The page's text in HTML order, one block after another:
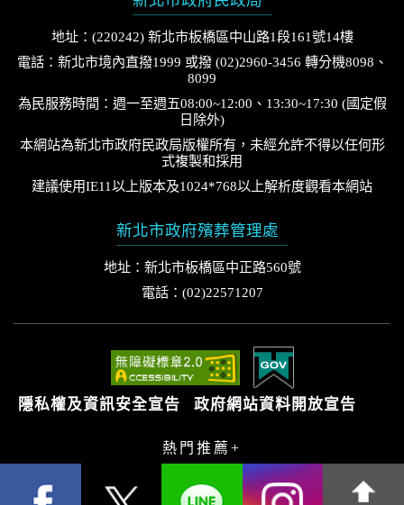
地址：(220242) 新北市板橋區中山路1段161號14樓
電話：新北市境內直撥1999 或撥 (02)2960-3456 轉分機8098、
8099
為民服務時間：週一至週五08:00~12:00、13:30~17:30 (國定假
日除外)
本網站為新北市政府民政局版權所有，未經允許不得以任何形
式複製和採用
建議使用IE11以上版本及1024*768以上解析度觀看本網站
新北市政府殯葬管理處
地址：新北市板橋區中正路560號
電話：(02)22571207
隱私權及資訊安全宣告 政府網站資料開放宣告
熱門推薦